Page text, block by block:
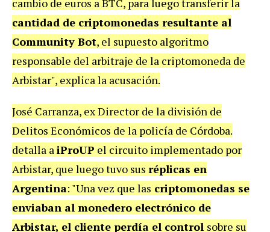
cambio de euros a BTC, para luego transferir la
cantidad de criptomonedas resultante al
Community Bot, el supuesto algoritmo
responsable del arbitraje de la criptomoneda de
Arbistar", explica la acusación.
José Carranza, ex Director de la división de
Delitos Económicos de la policía de Córdoba.
detalla aiProUP el circuito implementado por
Arbistar, que luego tuvo sus réplicas en
Argentina: "Una vez que las criptomonedas se
enviaban al monedero electrónico de
Arbistar, el cliente perdía el control sobre su